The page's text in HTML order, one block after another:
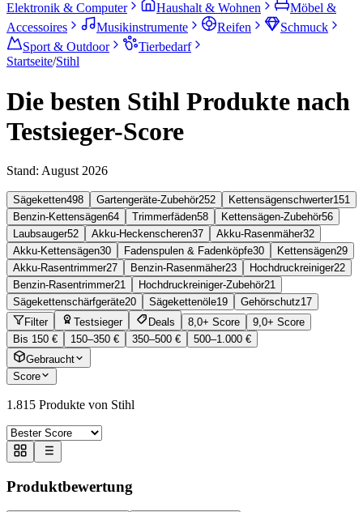
Elektronik & Computer
Haushalt & Wohnen
Möbel &
Accessoires
Musikinstrumente Reifen
Schmuck
Sport & Outdoor
Tierbedarf
Startseite/Stihl
Die besten Stihl Produkte nach
Testsieger-Score
Stand: August 2026
Sägeketten498 Gartengeräte-Zubehör252 Kettensägenschwerter151
Benzin-Kettensägen64 Trimmerfäden58 Kettensägen-Zubehör56
Laubsauger52 Akku-Heckenscheren37 Akku-Rasenmäher32
Akku-Kettensägen30 Fadenspulen & Fadenköpfe30 Kettensägen29
Akku-Rasentrimmer27 Benzin-Rasenmäher23 Hochdruckreiniger22
Benzin-Rasentrimmer21 Hochdruckreiniger-Zubehör21
Sägekettenschärfgeräte20 Sägekettenöle19 Gehörschutz17
Filter
Testsieger Deals 8,0+ Score
9,0+ Score
Bis 150 €
150–350 € 350–500 €
500–1.000 €
Gebraucht
Score
1.815 Produkte von Stihl
Produktbewertung